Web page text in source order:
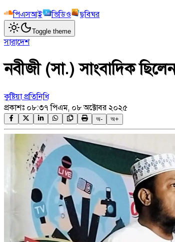
পিএসআই
ভিডিও ছবিঘর
Toggle theme
সারাদেশ
নবীজী (সা.) সাংবাদিক
কুষ্টিয়া প্রতিনিধি
প্রকাশঃ ০৮:৩৭ পিএম, ০৮ অক্টোবর ২০২৫
অ- অ+